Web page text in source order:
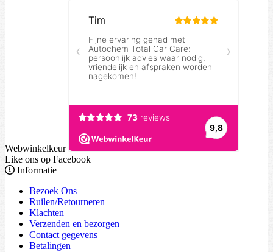
Webwinkelkeur
Like ons op Facebook
Informatie
Bezoek Ons
Ruilen/Retourneren
Klachten
Verzenden en bezorgen
Contact gegevens
Betalingen